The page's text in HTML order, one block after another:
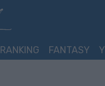
RANKING FANTASY